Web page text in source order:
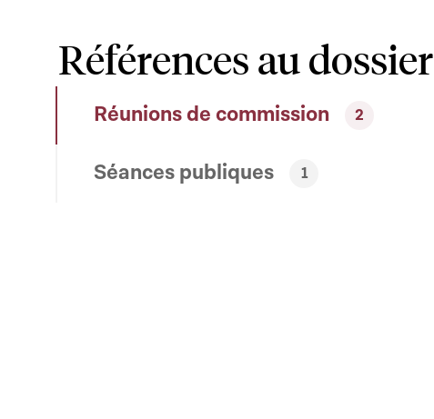
Références au dossier
Réunions de commission 2
Séances publiques 1